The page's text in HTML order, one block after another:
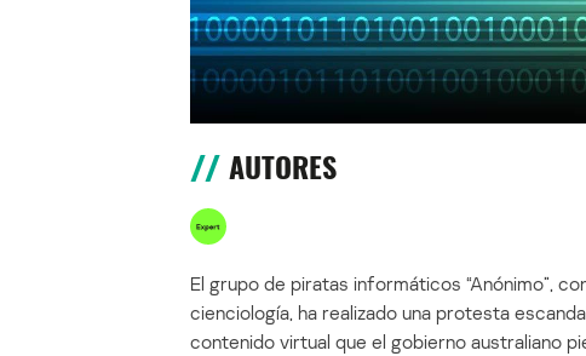
AUTORES
El grupo de piratas informáticos “Anónimo”,
cienciología, ha realizado una protesta
contenido virtual que el gobierno australiano